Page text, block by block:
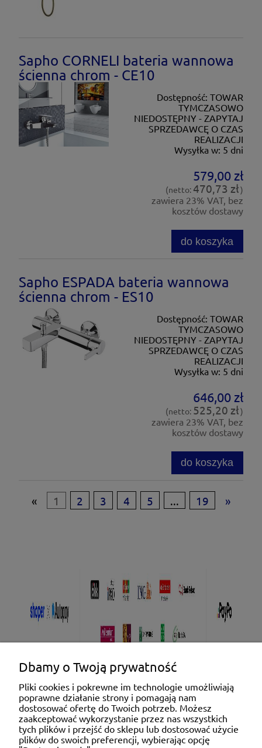
Sapho CORNELI bateria wannowa
ścienna chrom - CE10
Dostępność: TOWAR
TYMCZASOWO
NIEDOSTĘPNY - ZAPYTAJ
SPRZEDAWCĘ O CZAS
REALIZACJI
Wysyłka w: 5 dni
579,00 zł
(netto: 470,73 zł)
zawiera 23% VAT, bez
kosztów dostawy
do koszyka
Sapho ESPADA bateria wannowa
ścienna chrom - ES10
Dostępność: TOWAR
TYMCZASOWO
NIEDOSTĘPNY - ZAPYTAJ
SPRZEDAWCĘ O CZAS
REALIZACJI
Wysyłka w: 5 dni
646,00 zł
(netto: 525,20 zł)
zawiera 23% VAT, bez
kosztów dostawy
do koszyka
« 1 2 3 4 5 ... 19 »
Pomoc
Moje konto
Dbamy o Twoją prywatność
Pliki cookies i pokrewne im technologie umożliwiają
poprawne działanie strony i pomagają nam
dostosować ofertę do Twoich potrzeb. Możesz
zaakceptować wykorzystanie przez nas wszystkich
tych plików i przejść do sklepu lub dostosować użycie
plików do swoich preferencji, wybierając opcję